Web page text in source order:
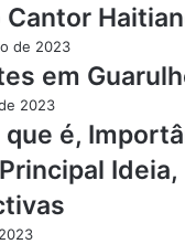
Cantor
de 2023
em
2023
que é,
Ideia,